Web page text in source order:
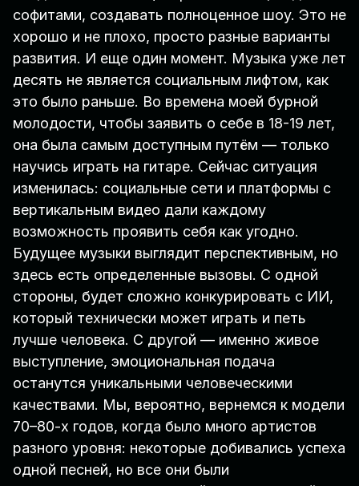
софитами, создавать полноценное шоу. Это не
хорошо и не плохо, просто разные варианты
развития. И еще один момент. Музыка уже лет
десять не является социальным лифтом, как
это было раньше. Во времена моей бурной
молодости, чтобы заявить о себе в 18-19 лет,
она была самым доступным путём — только
научись играть на гитаре. Сейчас ситуация
изменилась: социальные сети и платформы с
вертикальным видео дали каждому
возможность проявить себя как угодно.
Будущее музыки выглядит перспективным, но
здесь есть определенные вызовы. С одной
стороны, будет сложно конкурировать с ИИ,
который технически может играть и петь
лучше человека. С другой — именно живое
выступление, эмоциональная подача
останутся уникальными человеческими
качествами. Мы, вероятно, вернемся к модели
70–80-х годов, когда было много артистов
разного уровня: некоторые добивались успеха
одной песней, но все они были